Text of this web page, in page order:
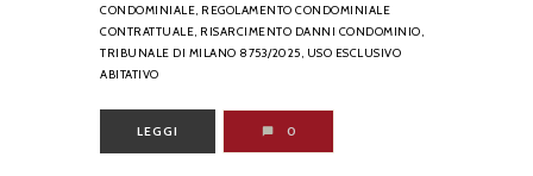
CONDOMINIALE, REGOLAMENTO CONDOMINIALE
CONTRATTUALE, RISARCIMENTO DANNI CONDOMINIO,
TRIBUNALE DI MILANO 8753/2025, USO ESCLUSIVO
ABITATIVO
LEGGI 0